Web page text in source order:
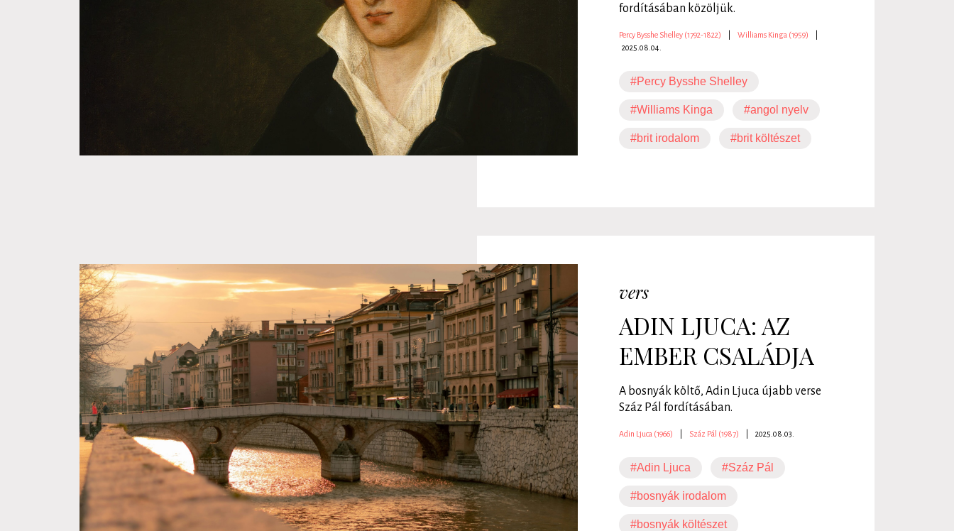
fordításában közöljük.
Percy Bysshe Shelley (1792-1822) Williams Kinga (1959)
2025.08.04.
#Percy Bysshe Shelley
#Williams Kinga #angol nyelv
#brit irodalom #brit költészet
vers
ADIN LJUCA: AZ
EMBER CSALÁDJA
A bosnyák költő, Adin Ljuca újabb verse
Száz Pál fordításában.
Adin Ljuca (1966) Száz Pál (1987) 2025.08.03.
#Adin Ljuca #Száz Pál
#bosnyák irodalom
#bosnyák költészet